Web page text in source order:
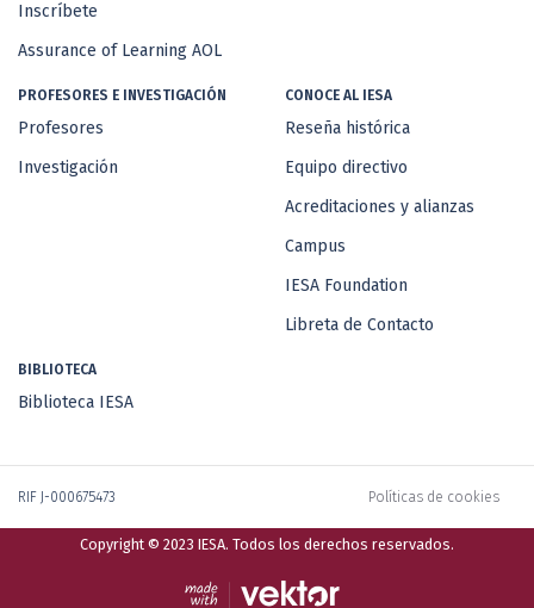
Inscríbete
Assurance of Learning AOL
PROFESORES E INVESTIGACIÓN
Profesores
Investigación
CONOCE AL IESA
Reseña histórica
Equipo directivo
Acreditaciones y alianzas
Campus
IESA Foundation
Libreta de Contacto
BIBLIOTECA
Biblioteca IESA
RIF J-000675473 Políticas de cookies
Copyright © 2023 IESA. Todos los derechos reservados.